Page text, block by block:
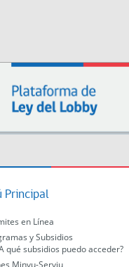
Principal
en Línea
y Subsidios
qué subsidios puedo acceder?